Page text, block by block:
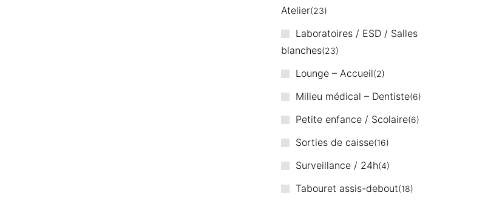
Atelier 23
Laboratoires / ESD / Salles
blanches 23
Lounge – Accueil 2
Milieu médical – Dentiste 6
Petite enfance / Scolaire 6
Sorties de caisse 16
Surveillance / 24h 4
Tabouret assis-debout 18